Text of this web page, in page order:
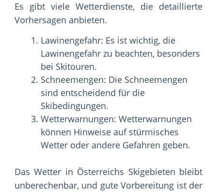
Es gibt viele Wetterdienste, die detaillierte
Vorhersagen anbieten.
Lawinengefahr: Es ist wichtig, die
Lawinengefahr zu beachten, besonders
bei Skitouren.
Schneemengen: Die Schneemengen
sind entscheidend für die
Skibedingungen.
Wetterwarnungen: Wetterwarnungen
können Hinweise auf stürmisches
Wetter oder andere Gefahren geben.
Das Wetter in Österreichs Skigebieten bleibt
unberechenbar, und gute Vorbereitung ist der